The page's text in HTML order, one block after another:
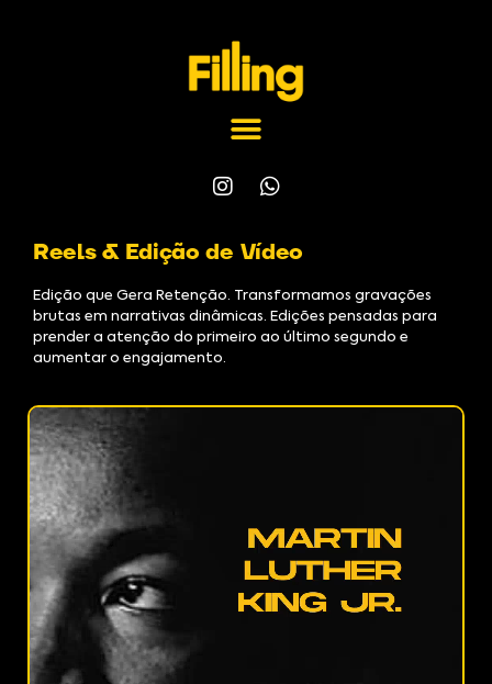
Reels & Edição de Vídeo
Edição que Gera Retenção. Transformamos gravações
brutas em narrativas dinâmicas. Edições pensadas para
prender a atenção do primeiro ao último segundo e
aumentar o engajamento.